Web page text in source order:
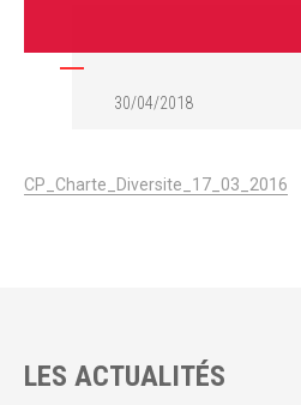
30/04/2018
CP_Charte_Diversite_17_03_2016
LES ACTUALITÉS